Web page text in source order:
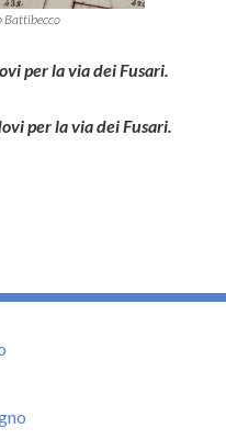
Battibecco
per la via dei Fusari.
per la via dei Fusari.